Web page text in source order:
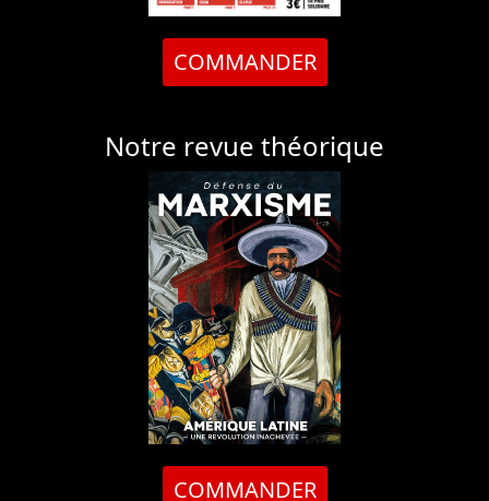
COMMANDER
Notre revue théorique
COMMANDER